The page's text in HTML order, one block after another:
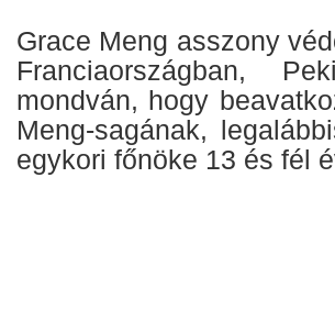
Grace Meng asszony
Franciaországban,
mondván, hogy
Meng-sagának,
egykori főnöke 13 és fél